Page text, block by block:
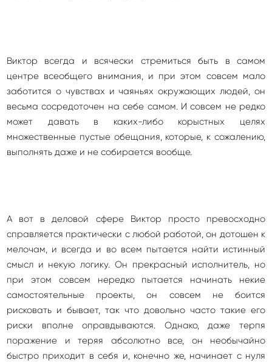
Виктор всегда и всячески стремиться быть в самом
центре всеобщего внимания, и при этом совсем мало
заботится о чувствах и чаяньях окружающих людей, он
весьма сосредоточен на себе самом. И совсем не редко
может давать в каких-либо корыстных целях
множественные пустые обещания, которые, к сожалению,
выполнять даже и не собирается вообще.
А вот в деловой сфере Виктор просто превосходно
справляется практически с любой работой, он дотошен к
мелочам, и всегда и во всем пытается найти истинный
смысл и некую логику. Он прекрасный исполнитель, но
при этом совсем нередко пытается начинать некие
самостоятельные проекты, он совсем не боится
рисковать и бывает, так что довольно часто такие его
риски вполне оправдываются. Однако, даже терпя
поражение и теряя абсолютно все, он необычайно
быстро приходит в себя и, конечно же, начинает с нуля